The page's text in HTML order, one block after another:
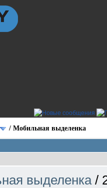
/ Мобильная выделенка
выделенка /